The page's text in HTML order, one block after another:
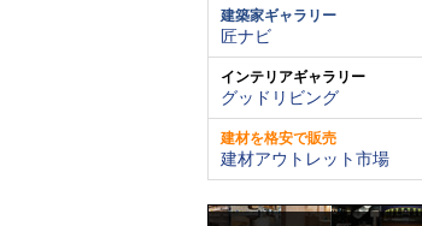
建築家ギャラリー
匠ナビ
インテリアギャラリー
グッドリビング
建材を格安で販売
建材アウトレット市場